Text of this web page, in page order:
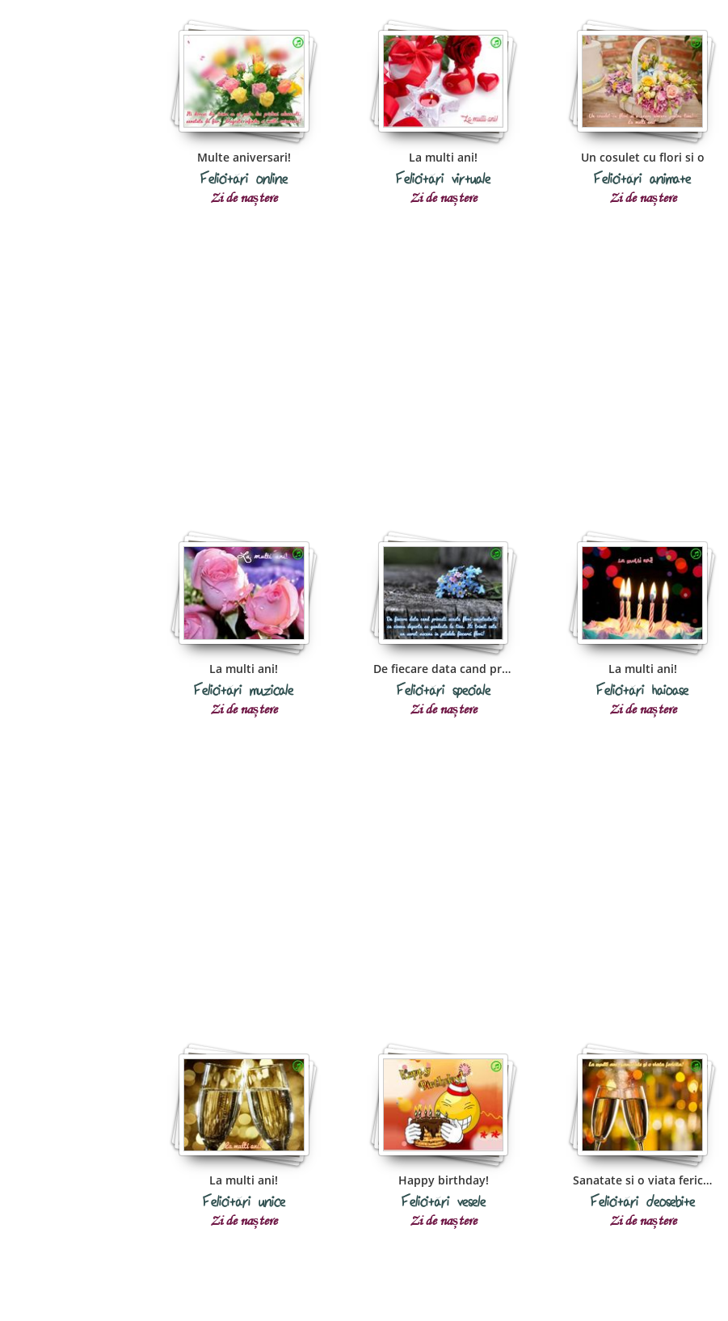
Multe aniversari!
Felicitări online
Zi de naștere
La multi ani!
Felicitări virtuale
Zi de naștere
Un cosulet cu flori si o
Felicitări animate
Zi de naștere
La multi ani!
Felicitări muzicale
Zi de naștere
De fiecare data cand privesti
Felicitări speciale
Zi de naștere
La multi ani!
Felicitări haioase
Zi de naștere
La multi ani!
Felicitări unice
Zi de naștere
Happy birthday!
Felicitări vesele
Zi de naștere
Sanatate si o viata fericita!
Felicitări deosebite
Zi de naștere